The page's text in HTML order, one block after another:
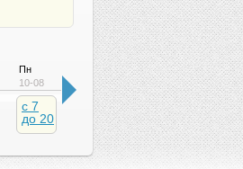
Пн
10-08
c 7
до 20
11-08
до 20
Ср
12-08
c 7
до 20
Чт
13-08
c 7
до 20
Пт
14-08
c 7
до